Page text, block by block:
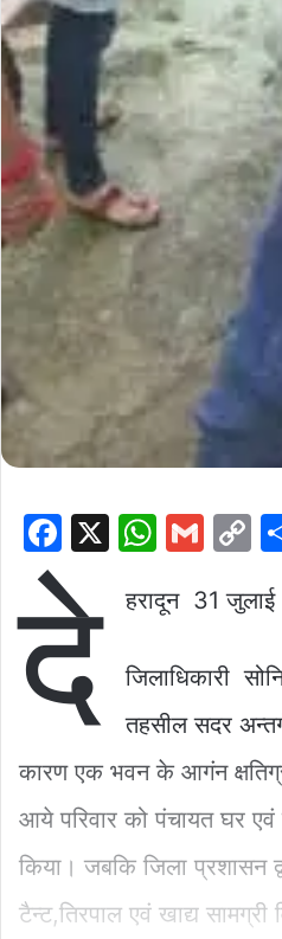
F
c
e
b
o
o
k
X
W
at
A
p
p
G
ai
C
p
Li
n
k
दे हरादून 31 जुलाई
जिलाधिकारी
तहसील सदर
कारण एक भवन के आगंन
आये परिवार को पंचायत घर एवं
किया। जबकि जिला प्रशासन
टैन्ट,तिरपाल एवं खाद्य